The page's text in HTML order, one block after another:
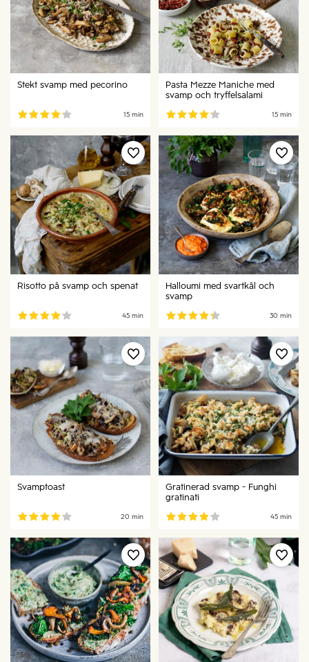
Stekt svamp med pecorino
15 min
Pasta Mezze Maniche med
svamp och tryffelsalami
15 min
Risotto på svamp och spenat
45 min
Halloumi med svartkål och
svamp
30 min
Svamptoast
20 min
Gratinerad svamp - Funghi
gratinati
45 min